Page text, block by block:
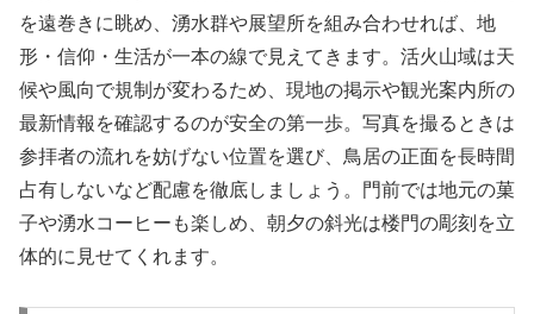
を遠巻きに眺め、湧水群や展望所を組み合わせれば、地
形・信仰・生活が一本の線で見えてきます。活火山域は天
候や風向で規制が変わるため、現地の掲示や観光案内所の
最新情報を確認するのが安全の第一歩。写真を撮るときは
参拝者の流れを妨げない位置を選び、鳥居の正面を長時間
占有しないなど配慮を徹底しましょう。門前では地元の菓
子や湧水コーヒーも楽しめ、朝夕の斜光は楼門の彫刻を立
体的に見せてくれます。